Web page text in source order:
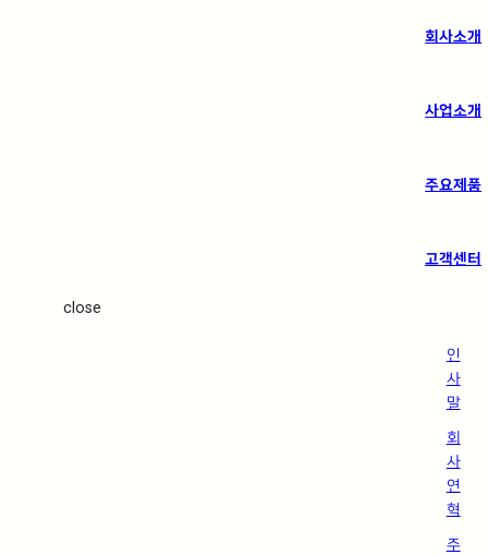
회사소개
사업소개
주요제품
고객센터
close
인
사
말
회
사
연
혁
주